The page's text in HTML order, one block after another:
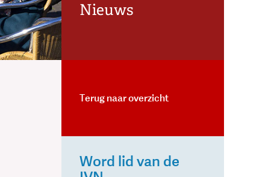
Nieuws
Terug naar overzicht
Word lid van de